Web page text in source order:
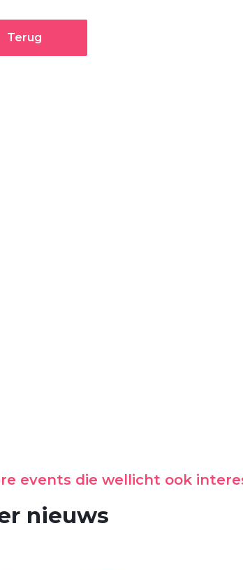
Terug
events die wellicht ook
nieuws